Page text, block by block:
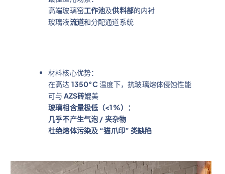
高端玻璃窑工作池及供料部的内衬
玻璃液流道和分配通道系统
材料核心优势：
在高达 1350°C温度下，抗玻璃熔体侵蚀性能
可与 AZS砖媲美
玻璃相含量极低（<1%）：
几乎不产生气泡 / 夹杂物
杜绝熔体污染及 “猫爪印”类缺陷